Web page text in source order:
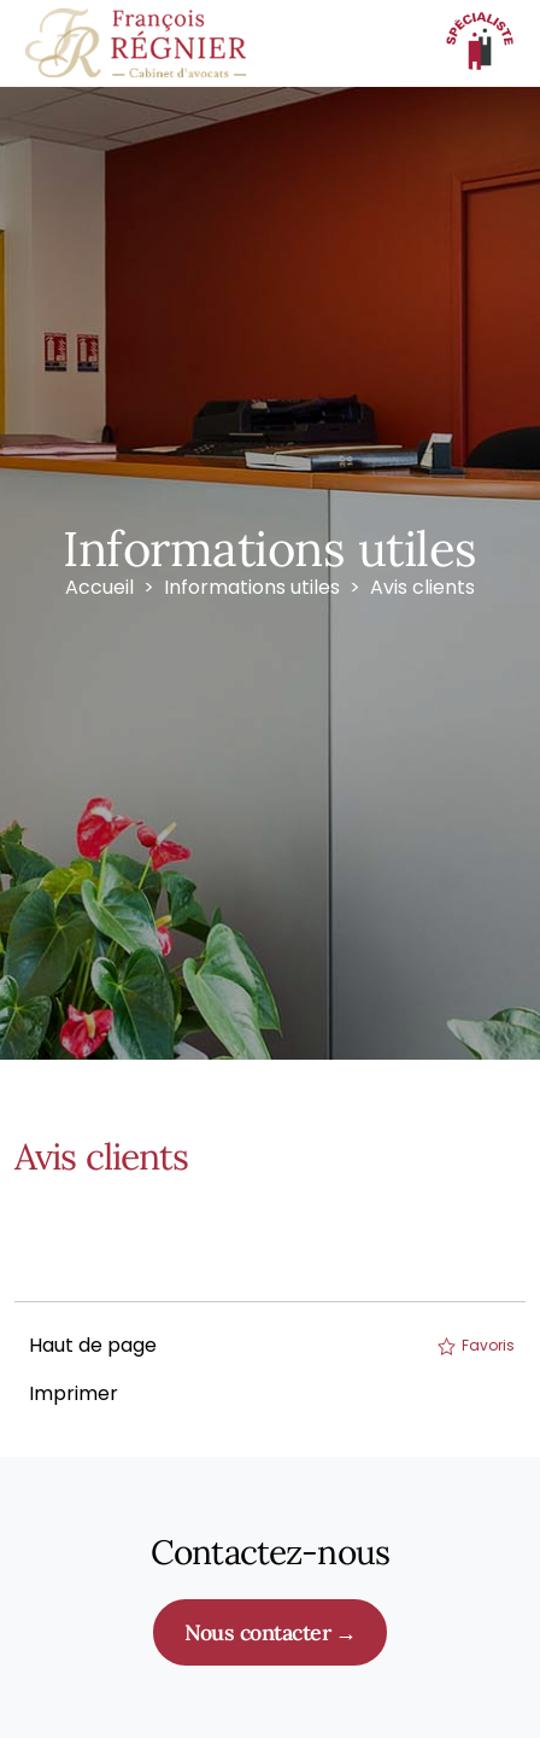
Informations utiles
Accueil Informations utiles Avis clients
Avis clients
Haut de page
Imprimer
Favoris
Contactez-nous
Nous contacter
Panneau de gestion des cookies